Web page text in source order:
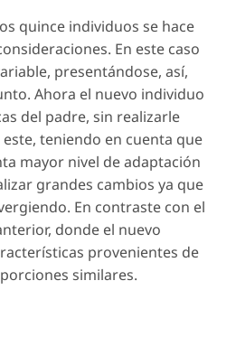
quince individuos se hace
En este caso
presentándose, así,
Ahora el nuevo individuo
del padre, sin realizarle
teniendo en cuenta que
mayor nivel de adaptación
grandes cambios ya que
En contraste con el
donde el nuevo
provenientes de
similares.